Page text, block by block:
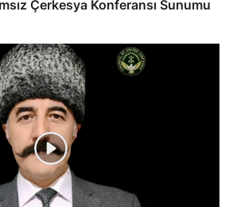
Çerkesya Konferansı Sunumu